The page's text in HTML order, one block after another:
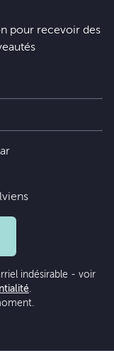
pour recevoir des
indésirable - voir
.